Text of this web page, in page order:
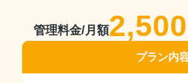
管理料金/月額2,500
プラン内